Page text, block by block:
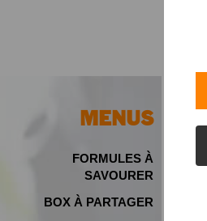
MENUS
FORMULES À
SAVOURER
BOX À PARTAGER